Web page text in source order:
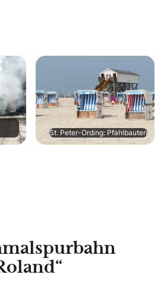
St. Peter-Ording: Pfahlbauten